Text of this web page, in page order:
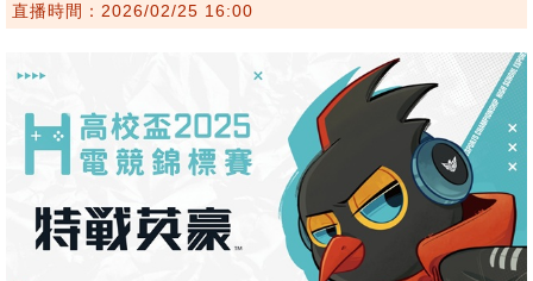
直播時間：2026/02/25 16:00